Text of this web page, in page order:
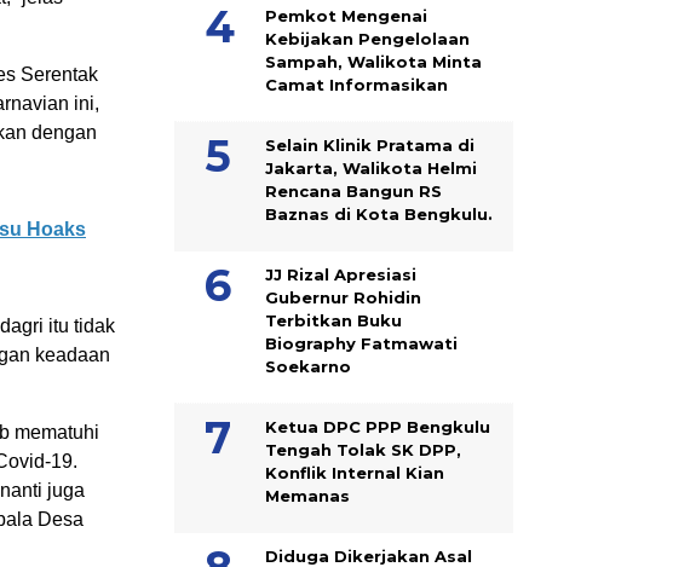
Serentak
ini,
dengan
Hoaks
itu tidak
keadaan
mematuhi
19.
juga
Desa
Pemkot Mengenai
Kebijakan Pengelolaan
Sampah, Walikota Minta
Camat Informasikan
Selain Klinik Pratama di
Jakarta, Walikota Helmi
Rencana Bangun RS
Baznas di Kota Bengkulu.
JJ Rizal Apresiasi
Gubernur Rohidin
Terbitkan Buku
Biography Fatmawati
Soekarno
Ketua DPC PPP Bengkulu
Tengah Tolak SK DPP,
Konflik Internal Kian
Memanas
Diduga Dikerjakan Asal